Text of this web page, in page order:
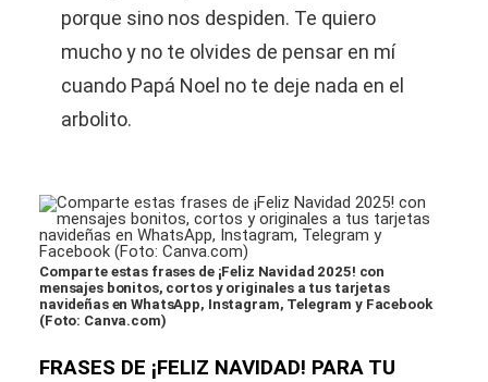
porque sino nos despiden. Te quiero
mucho y no te olvides de pensar en mí
cuando Papá Noel no te deje nada en el
arbolito.
Comparte estas frases de ¡Feliz Navidad 2025! con
mensajes bonitos, cortos y originales a tus tarjetas
navideñas en WhatsApp, Instagram, Telegram y Facebook
(Foto: Canva.com)
FRASES DE ¡FELIZ NAVIDAD! PARA TU